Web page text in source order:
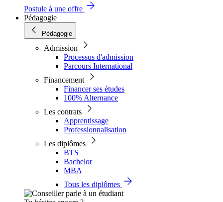
Postule à une offre
Pédagogie
Pédagogie
Admission
Processus d'admission
Parcours International
Financement
Financer ses études
100% Alternance
Les contrats
Apprentissage
Professionnalisation
Les diplômes
BTS
Bachelor
MBA
Tous les diplômes